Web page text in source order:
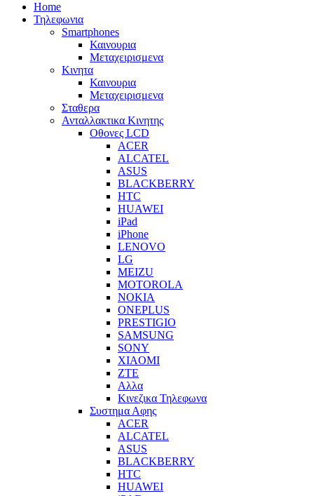
Home
Τηλεφωνια
Smartphones
Καινουρια
Μεταχειρισμενα
Κινητα
Καινουρια
Μεταχειρισμενα
Σταθερα
Ανταλλακτικα Κινητης
Οθονες LCD
ACER
ALCATEL
ASUS
BLACKBERRY
HTC
HUAWEI
iPad
iPhone
LENOVO
LG
MEIZU
MOTOROLA
NOKIA
ONEPLUS
PRESTIGIO
SAMSUNG
SONY
XIAOMI
ZTE
Αλλα
Κινεζικα Τηλεφωνα
Συστημα Αφης
ACER
ALCATEL
ASUS
BLACKBERRY
HTC
HUAWEI